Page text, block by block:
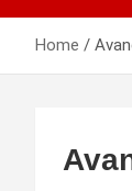
Home